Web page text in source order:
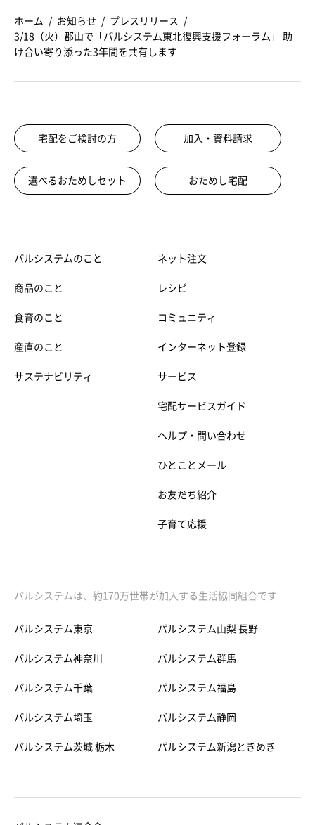
ホーム お知らせ
プレスリリース
3/18（火）郡山で「パルシステム東北復興支援フォーラム」 助
け合い寄り添った3年間を共有します
宅配をご検討の方 加入・資料請求
選べるおためしセット おためし宅配
パルシステムのこと
商品のこと
食育のこと
産直のこと
サステナビリティ
ネット注文
レシピ
コミュニティ
インターネット登録
サービス
宅配サービスガイド
ヘルプ・問い合わせ
ひとことメール
お友だち紹介
子育て応援
パルシステムは、約170万世帯が加入する生活協同組合です
パルシステム東京
パルシステム神奈川
パルシステム千葉
パルシステム埼玉
パルシステム茨城 栃木
パルシステム山梨 長野
パルシステム群馬
パルシステム福島
パルシステム静岡
パルシステム新潟ときめき